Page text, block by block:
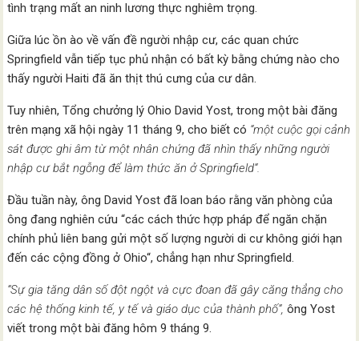
tình trạng mất an ninh lương thực nghiêm trọng.
Giữa lúc ồn ào về vấn đề người nhập cư, các quan chức
Springfield vẫn tiếp tục phủ nhận có bất kỳ bằng chứng nào cho
thấy người Haiti đã ăn thịt thú cưng của cư dân.
Tuy nhiên, Tổng chưởng lý Ohio David Yost, trong một bài đăng
trên mạng xã hội ngày 11 tháng 9, cho biết có “một cuộc gọi cảnh
sát được ghi âm từ một nhân chứng đã nhìn thấy những người
nhập cư bắt ngỗng để làm thức ăn ở Springfield“.
Đầu tuần này, ông David Yost đã loan báo rằng văn phòng của
ông đang nghiên cứu “các cách thức hợp pháp để ngăn chặn
chính phủ liên bang gửi một số lượng người di cư không giới hạn
đến các cộng đồng ở Ohio“, chẳng hạn như Springfield.
“Sự gia tăng dân số đột ngột và cực đoan đã gây căng thẳng cho
các hệ thống kinh tế, y tế và giáo dục của thành phố”, ông Yost
viết trong một bài đăng hôm 9 tháng 9.